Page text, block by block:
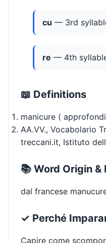
cu — 3rd
re — 4th
📖 Definitions
manicure (
AA.VV., Vocabolario
treccani.it, Istituto
📚 Word Origin &
dal francese
✓ Perché
Capire come